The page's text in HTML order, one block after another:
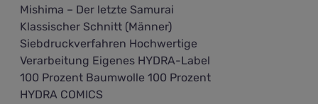
Mishima – Der letzte Samurai
Klassischer Schnitt (Männer)
Siebdruckverfahren Hochwertige
Verarbeitung Eigenes HYDRA-Label
100 Prozent Baumwolle 100 Prozent
HYDRA COMICS